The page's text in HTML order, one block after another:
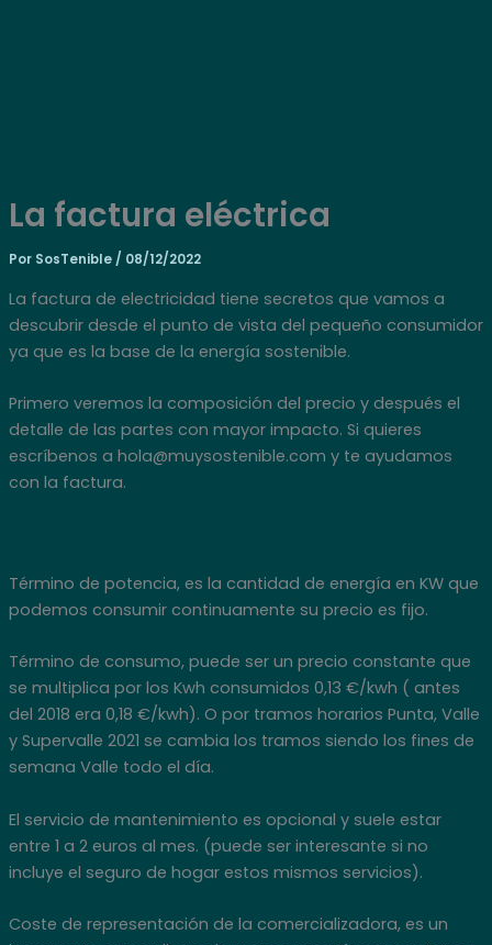
La factura eléctrica
Por SosTenible/ 08/12/2022
La factura de electricidad tiene secretos que vamos a
descubrir desde el punto de vista del pequeño consumidor
ya que es la base de la energía sostenible.
Primero veremos la composición del precio y después el
detalle de las partes con mayor impacto. Si quieres
escríbenos a hola@muysostenible.com y te ayudamos
con la factura.
Término de potencia, es la cantidad de energía en KW que
podemos consumir continuamente su precio es fijo.
Término de consumo, puede ser un precio constante que
se multiplica por los Kwh consumidos 0,13 €/kwh ( antes
del 2018 era 0,18 €/kwh). O por tramos horarios Punta, Valle
y Supervalle 2021 se cambia los tramos siendo los fines de
semana Valle todo el día.
El servicio de mantenimiento es opcional y suele estar
entre 1 a 2 euros al mes. (puede ser interesante si no
incluye el seguro de hogar estos mismos servicios).
Coste de representación de la comercializadora, es un